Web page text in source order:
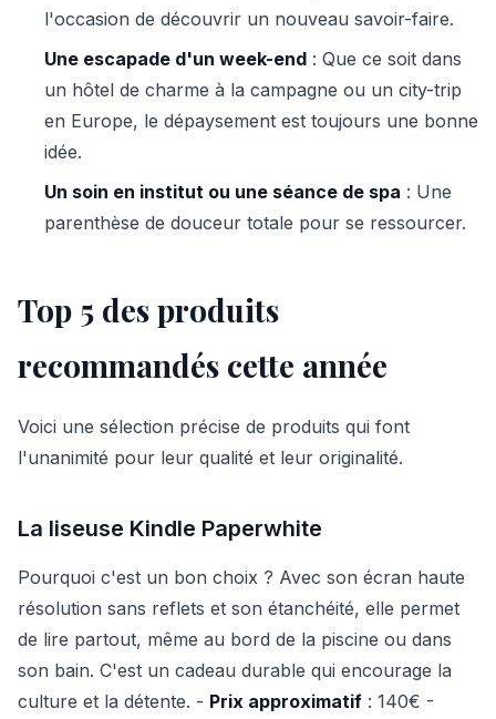
l'occasion de découvrir un nouveau savoir-faire.
Une escapade d'un week-end : Que ce soit dans
un hôtel de charme à la campagne ou un city-trip
en Europe, le dépaysement est toujours une bonne
idée.
Un soin en institut ou une séance de spa : Une
parenthèse de douceur totale pour se ressourcer.
Top 5 des produits
recommandés cette année
Voici une sélection précise de produits qui font
l'unanimité pour leur qualité et leur originalité.
La liseuse Kindle Paperwhite
Pourquoi c'est un bon choix ? Avec son écran haute
résolution sans reflets et son étanchéité, elle permet
de lire partout, même au bord de la piscine ou dans
son bain. C'est un cadeau durable qui encourage la
culture et la détente. - Prix approximatif : 140€ -